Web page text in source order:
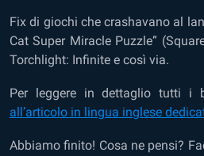
Fix di giochi che crashavano al
Cat Super Miracle Puzzle”
Torchlight: Infinite e così via.
Per leggere in dettaglio tutti i
all’articolo in lingua inglese
Abbiamo finito! Cosa ne pensi?